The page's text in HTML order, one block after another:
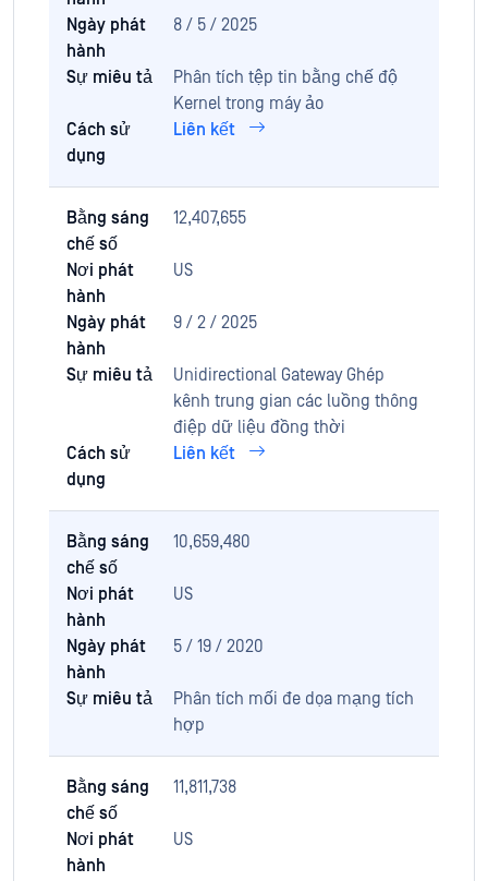
Ngày phát
hành
8 / 5 / 2025
Sự miêu tả
Phân tích tệp tin bằng chế độ
Kernel trong máy ảo
Cách sử
dụng
Liên kết
Bằng sáng
chế số
12,407,655
Nơi phát
hành
US
Ngày phát
hành
9 / 2 / 2025
Sự miêu tả
Unidirectional Gateway Ghép
kênh trung gian các luồng thông
điệp dữ liệu đồng thời
Cách sử
dụng
Liên kết
Bằng sáng
chế số
10,659,480
Nơi phát
hành
US
Ngày phát
hành
5 / 19 / 2020
Sự miêu tả
Phân tích mối đe dọa mạng tích
hợp
Bằng sáng
chế số
11,811,738
Nơi phát
hành
US